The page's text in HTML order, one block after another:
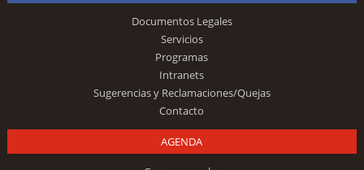
Documentos Legales
Servicios
Programas
Intranets
Sugerencias y Reclamaciones/Quejas
Contacto
AGENDA